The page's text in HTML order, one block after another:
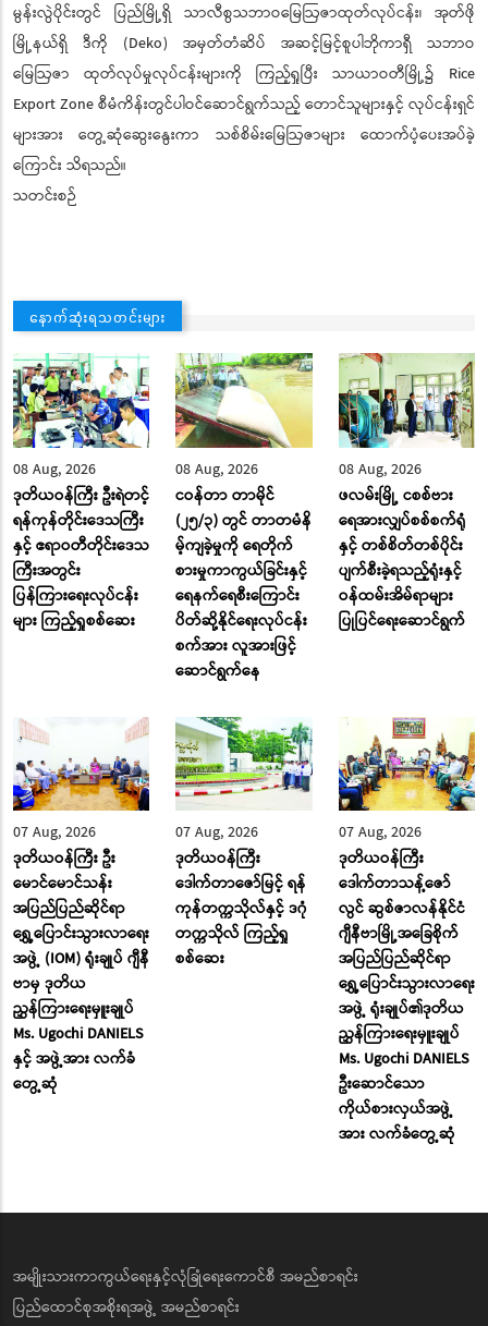
မွန်းလွဲပိုင်းတွင် ပြည်မြို့ရှိ သာလီစွသဘာဝမြေဩဇာထုတ်လုပ်ငန်း၊ အုတ်ဖို
မြို့နယ်ရှိ ဒီကို (Deko) အမှတ်တံဆိပ် အဆင့်မြင့်စူပါဘိုကာရှီ သဘာဝ
မြေဩဇာ ထုတ်လုပ်မှုလုပ်ငန်းများကို ကြည့်ရှုပြီး သာယာဝတီမြို့၌ Rice
Export Zone စီမံကိန်းတွင်ပါဝင်ဆောင်ရွက်သည့် တောင်သူများနှင့် လုပ်ငန်းရှင်
များအား တွေ့ဆုံဆွေးနွေးကာ သစ်စိမ်းမြေဩဇာများ ထောက်ပံ့ပေးအပ်ခဲ့
ကြောင်း သိရသည်။
သတင်းစဉ်
နောက်ဆုံးရသတင်းများ
08 Aug, 2026
ဒုတိယဝန်ကြီး ဦးရဲတင့်
ရန်ကုန်တိုင်းဒေသကြီး
နှင့် ဧရာဝတီတိုင်းဒေသ
ကြီးအတွင်း
ပြန်ကြားရေးလုပ်ငန်း
များ ကြည့်ရှုစစ်ဆေး
08 Aug, 2026
ငဝန်တာ တာမိုင်
(၂၅/၃) တွင် တာတမံနိ
မ့်ကျခဲ့မှုကို ရေတိုက်
စားမှုကာကွယ်ခြင်းနှင့်
ရေနက်ရေစီးကြောင်း
ပိတ်ဆို့နိုင်ရေးလုပ်ငန်း
စက်အား လူအားဖြင့်
ဆောင်ရွက်နေ
08 Aug, 2026
ဖလမ်းမြို့ ငစစ်ဗား
ရေအားလျှပ်စစ်စက်ရုံ
နှင့် တစ်စိတ်တစ်ပိုင်း
ပျက်စီးခဲ့ရသည့်ရုံးနှင့်
ဝန်ထမ်းအိမ်ရာများ
ပြုပြင်ရေးဆောင်ရွက်
07 Aug, 2026
ဒုတိယဝန်ကြီး ဦး
မောင်မောင်သန်း
အပြည်ပြည်ဆိုင်ရာ
ရွှေ့ပြောင်းသွားလာရေး
အဖွဲ့ (IOM) ရုံးချုပ် ဂျီနီ
ဗာမှ ဒုတိယ
ညွှန်ကြားရေးမှူးချုပ်
Ms. Ugochi DANIELS
နှင့် အဖွဲ့အား လက်ခံ
တွေ့ဆုံ
07 Aug, 2026
ဒုတိယဝန်ကြီး
ဒေါက်တာဇော်မြင့် ရန်
ကုန်တက္ကသိုလ်နှင့် ဒဂုံ
တက္ကသိုလ် ကြည့်ရှု
စစ်ဆေး
07 Aug, 2026
ဒုတိယဝန်ကြီး
ဒေါက်တာသန့်ဇော်
လွင် ဆွစ်ဇာလန်နိုင်ငံ
ဂျီနီဗာမြို့အခြေစိုက်
အပြည်ပြည်ဆိုင်ရာ
ရွှေ့ပြောင်းသွားလာရေး
အဖွဲ့ ရုံးချုပ်၏ဒုတိယ
ညွှန်ကြားရေးမှူးချုပ်
Ms. Ugochi DANIELS
ဦးဆောင်သော
ကိုယ်စားလှယ်အဖွဲ့
အား လက်ခံတွေ့ဆုံ
အမျိုးသားကာကွယ်ရေးနှင့်လုံခြုံရေးကောင်စီ အမည်စာရင်း
ပြည်ထောင်စုအစိုးရအဖွဲ့ အမည်စာရင်း